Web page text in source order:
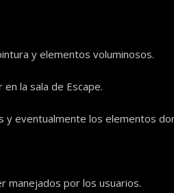
y elementos voluminosos.
la sala de Escape.
eventualmente los elementos
manejados por los usuarios.